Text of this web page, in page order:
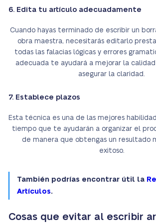
6. Edita tu artículo adecuadamente
Cuando hayas terminado de escribir un
obra maestra, necesitarás editarlo
todas las falacias lógicas y errores
adecuada te ayudará a mejorar la
asegurar la claridad.
7. Establece plazos
Esta técnica es una de las mejores
tiempo que te ayudarán a organizar el
de manera que obtengas un resultado
exitoso.
También podrías encontrar útil la
Artículos.
Cosas que evitar al escribir